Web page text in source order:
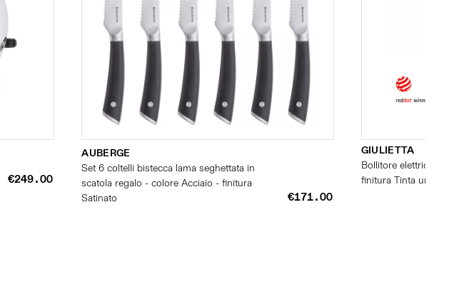
€249.00
AUBERGE
Set 6 coltelli bistecca lama seghettata in
scatola regalo - colore Acciaio - finitura
Satinato
€171.00
GIULIETTA
Bollitore elettrico
finitura Tinta unita